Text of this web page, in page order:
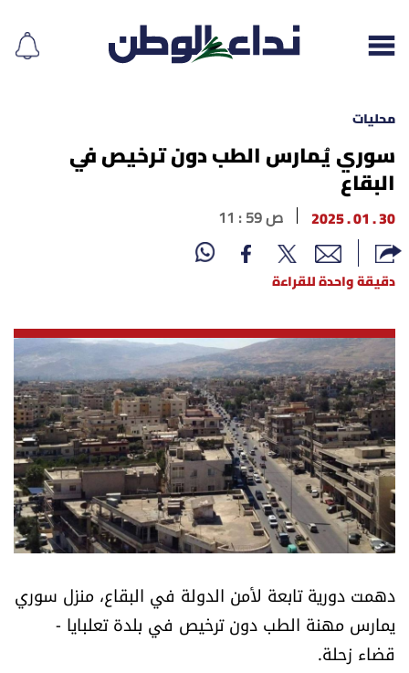
إقرأ الجريدة
لبنان
الغلاف
نداء اليوم
محليات
أسرار
متفرقات
نداء القرّاء
كتّابنا
محليات
سوري يُمارس الطب دون ترخيص في
البقاع
30 . 01 . 2025 11 : 59 ص
دقيقة واحدة للقراءة
دهمت دورية تابعة لأمن الدولة في البقاع، منزل سوري
يمارس مهنة الطب دون ترخيص في بلدة تعلبايا -
قضاء زحلة.